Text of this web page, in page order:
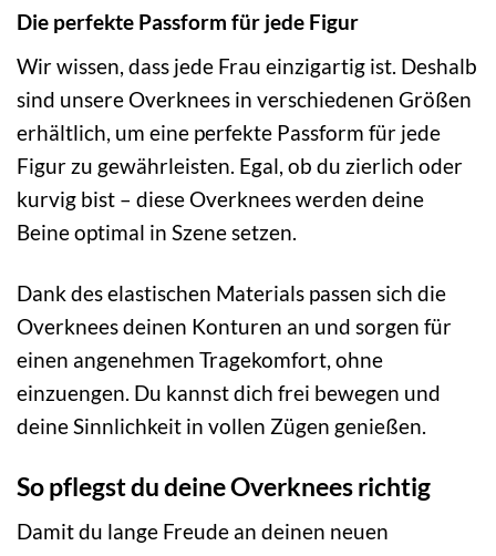
Die perfekte Passform für jede Figur
Wir wissen, dass jede Frau einzigartig ist. Deshalb
sind unsere Overknees in verschiedenen Größen
erhältlich, um eine perfekte Passform für jede
Figur zu gewährleisten. Egal, ob du zierlich oder
kurvig bist – diese Overknees werden deine
Beine optimal in Szene setzen.
Dank des elastischen Materials passen sich die
Overknees deinen Konturen an und sorgen für
einen angenehmen Tragekomfort, ohne
einzuengen. Du kannst dich frei bewegen und
deine Sinnlichkeit in vollen Zügen genießen.
So pflegst du deine Overknees richtig
Damit du lange Freude an deinen neuen